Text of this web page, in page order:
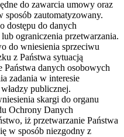
do zawarcia umowy oraz
sposób zautomatyzowany.
dostępu do danych
ograniczenia przetwarzania.
do wniesienia sprzeciwu
z Państwa sytuacją
Państwa danych osobowych
zadania w interesie
publicznej.
skargi do organu
Ochrony Danych
iż przetwarzanie Państwa
w sposób niezgodny z